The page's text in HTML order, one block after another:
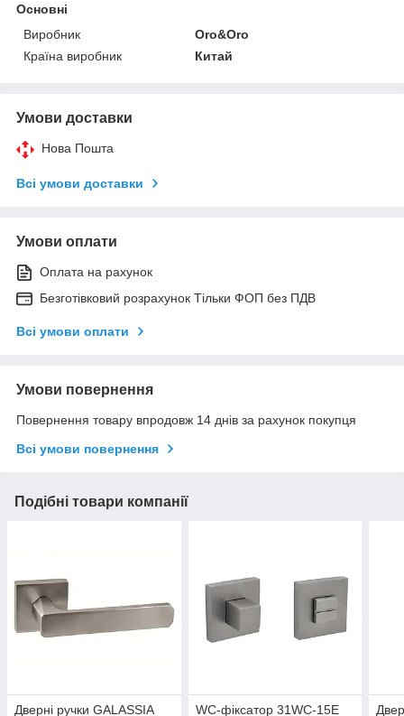
Основні
Виробник
Oro&Oro
Країна виробник
Китай
Умови доставки
Нова Пошта
Всі умови доставки
Умови оплати
Оплата на рахунок
Безготівковий розрахунок Тільки ФОП без ПДВ
Всі умови оплати
Умови повернення
Повернення товару впродовж 14 днів за рахунок покупця
Всі умови повернення
Подібні товари компанії
Дверні ручки GALASSIA WC-фіксатор 31WC-15E